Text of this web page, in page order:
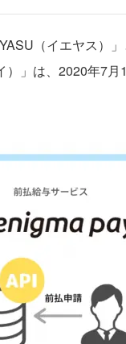
（イエヤス）
」は、2020年7月